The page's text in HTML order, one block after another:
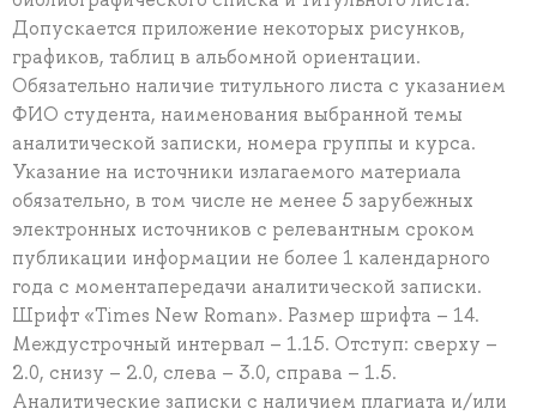
Допускается приложение некоторых рисунков,
графиков, таблиц в альбомной ориентации.
Обязательно наличие титульного листа с указанием
ФИО студента, наименования выбранной темы
аналитической записки, номера группы и курса.
Указание на источники излагаемого материала
обязательно, в том числе не менее 5 зарубежных
электронных источников с релевантным сроком
публикации информации не более 1 календарного
года с моментапередачи аналитической записки.
Шрифт «Times New Roman». Размер шрифта – 14.
Междустрочный интервал – 1.15. Отступ: сверху –
2.0, снизу – 2.0, слева – 3.0, справа – 1.5.
Аналитические записки с наличием плагиата и/или